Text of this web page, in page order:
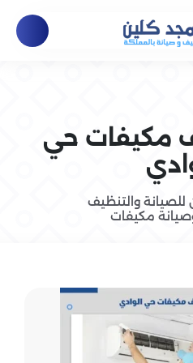
مكيفات حي
للصيانة والتنظيف
مكيفات